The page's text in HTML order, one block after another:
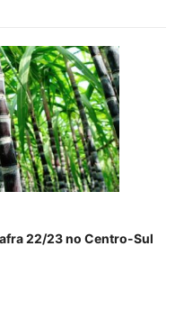
22/23 no Centro-Sul